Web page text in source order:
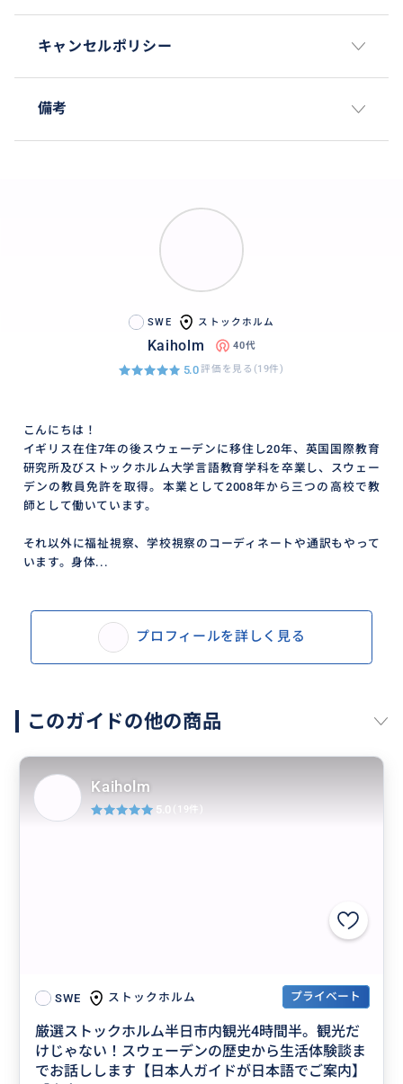
キャンセルポリシー
備考
SWE ストックホルム
Kaiholm 40代
5.0評価を見る(19件)
こんにちは！
イギリス在住7年の後スウェーデンに移住し20年、英国国際教育
研究所及びストックホルム大学言語教育学科を卒業し、スウェー
デンの教員免許を取得。本業として2008年から三つの高校で教
師として働いています。
それ以外に福祉視察、学校視察のコーディネートや通訳もやって
います。身体...
プロフィールを詳しく見る
このガイドの他の商品
SWE ストックホルム プライベート
厳選ストックホルム半日市内観光4時間半。観光だ
けじゃない！スウェーデンの歴史から生活体験談ま
でお話しします【日本人ガイドが日本語でご案内】
Kaiholm
5.0 (19件)